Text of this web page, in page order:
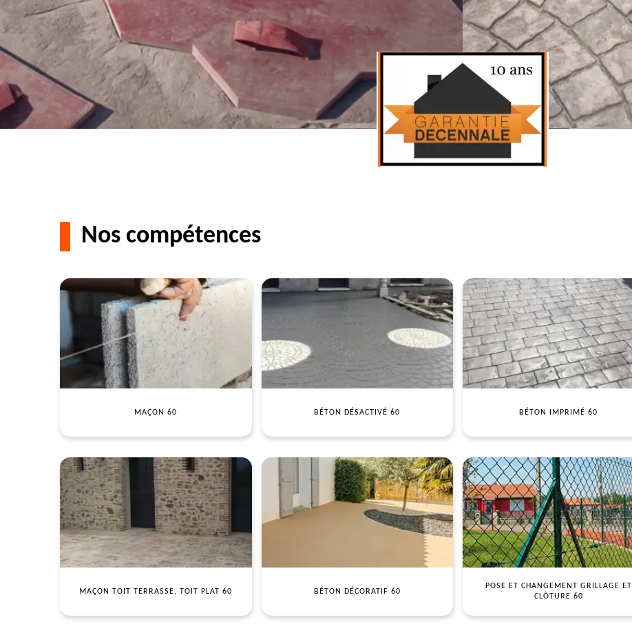
Nos compétences
MAÇON 60 BÉTON DÉSACTIVÉ 60 BÉTON IMPRIMÉ 60
MAÇON TOIT TERRASSE, TOIT PLAT 60 BÉTON DÉCORATIF 60
POSE ET CHANGEMENT GRILLAGE ET
CLÔTURE 60